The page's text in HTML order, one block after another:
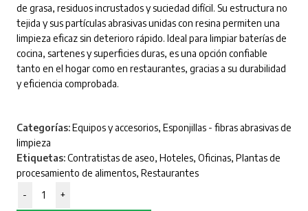
de grasa, residuos incrustados y suciedad difícil. Su estructura no
tejida y sus partículas abrasivas unidas con resina permiten una
limpieza eficaz sin deterioro rápido. Ideal para limpiar baterías de
cocina, sartenes y superficies duras, es una opción confiable
tanto en el hogar como en restaurantes, gracias a su durabilidad
y eficiencia comprobada.
Categorías:Equipos y accesorios, Esponjillas - fibras abrasivas de
limpieza
Etiquetas:Contratistas de aseo, Hoteles, Oficinas, Plantas de
procesamiento de alimentos, Restaurantes
-
+